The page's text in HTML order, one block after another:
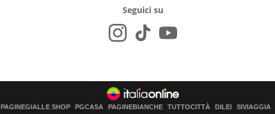
Seguici su
PAGINEGIALLE SHOP PGCASA PAGINEBIANCHE TUTTOCITTÀ DILEI SIVIAGGIA